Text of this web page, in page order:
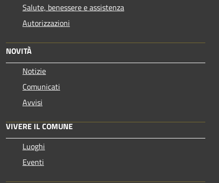
Salute, benessere e assistenza
Autorizzazioni
NOVITÀ
Notizie
Comunicati
Avvisi
VIVERE IL COMUNE
Luoghi
Eventi